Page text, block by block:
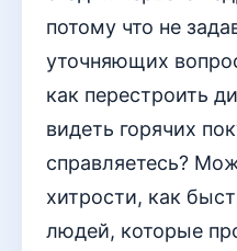
потому что не
уточняющих
как перестроить
видеть горячих
справляетесь?
хитрости, как
людей, которые